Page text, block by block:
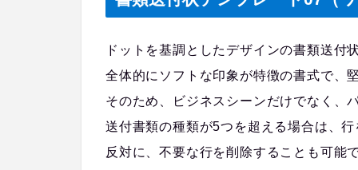
ドットを基調としたデザインの書類送付
全体的にソフトな印象が特徴の書式で、
そのため、ビジネスシーンだけでなく、
送付書類の種類が5つを超える場合は、
反対に、不要な行を削除することも可能